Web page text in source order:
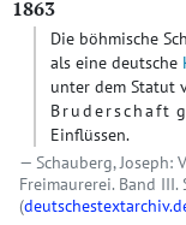
1863
Die böhmische
als eine deutsche
unter dem Statut
Bruderschaft
Einflüssen.
Schauberg, Joseph:
Freimaurerei. Band III.
(